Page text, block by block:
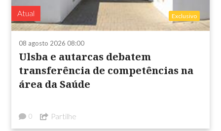
Atual Exclusivo
08 agosto 2026 08:00
Ulsba e autarcas debatem
transferência de competências na
área da Saúde
0 Partilhe